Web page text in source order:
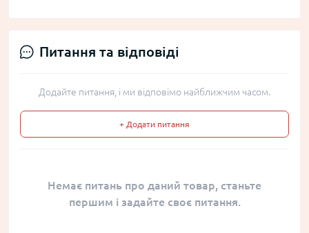
Питання та відповіді
Додайте питання, і ми відповімо найближчим часом.
+ Додати питання
Немає питань про даний товар, станьте
першим і задайте своє питання.